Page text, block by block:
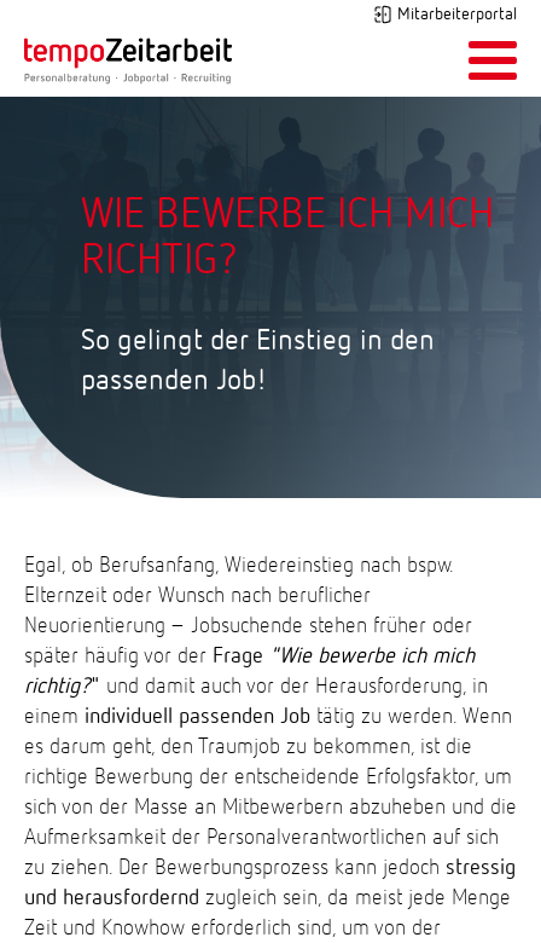
Mitarbeiterportal
WIE BEWERBE ICH MICH
RICHTIG?
So gelingt der Einstieg in den
passenden Job!
Egal, ob Berufsanfang, Wiedereinstieg nach bspw.
Elternzeit oder Wunsch nach beruflicher
Neuorientierung – Jobsuchende stehen früher oder
später häufig vor der Frage "Wie bewerbe ich mich
richtig?" und damit auch vor der Herausforderung, in
einem individuell passenden Job tätig zu werden. Wenn
es darum geht, den Traumjob zu bekommen, ist die
richtige Bewerbung der entscheidende Erfolgsfaktor, um
sich von der Masse an Mitbewerbern abzuheben und die
Aufmerksamkeit der Personalverantwortlichen auf sich
zu ziehen. Der Bewerbungsprozess kann jedoch stressig
und herausfordernd zugleich sein, da meist jede Menge
Zeit und Knowhow erforderlich sind, um von der